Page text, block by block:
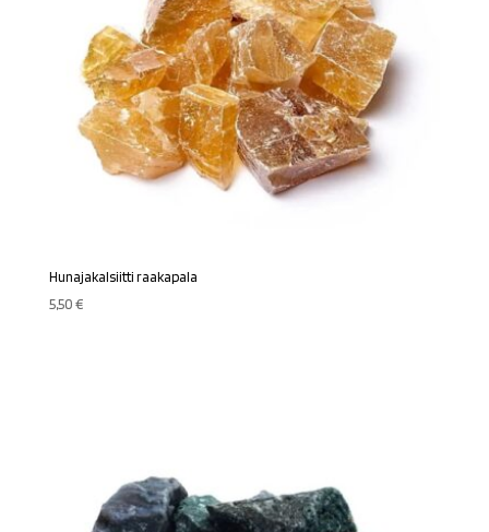
Hunajakalsiitti raakapala
5,50€